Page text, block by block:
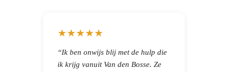
★★★★★
“Ik ben onwijs blij met de hulp die
ik krijg vanuit Van den Bosse. Ze